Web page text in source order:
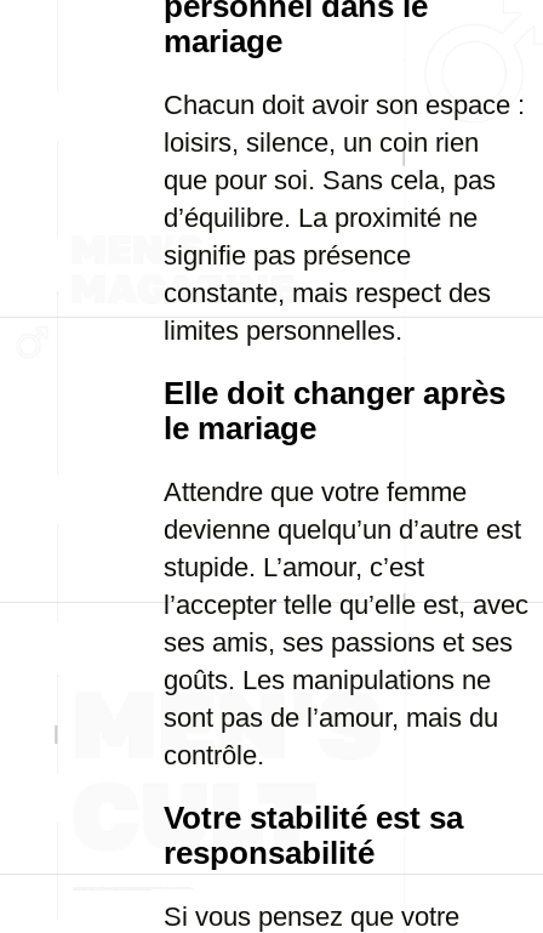
mariage
Chacun doit avoir son espace :
loisirs, silence, un coin rien
que pour soi. Sans cela, pas
d’équilibre. La proximité ne
signifie pas présence
constante, mais respect des
limites personnelles.
Elle doit changer après
le mariage
Attendre que votre femme
devienne quelqu’un d’autre est
stupide. L’amour, c’est
l’accepter telle qu’elle est, avec
ses amis, ses passions et ses
goûts. Les manipulations ne
sont pas de l’amour, mais du
contrôle.
Votre stabilité est sa
responsabilité
Si vous pensez que votre